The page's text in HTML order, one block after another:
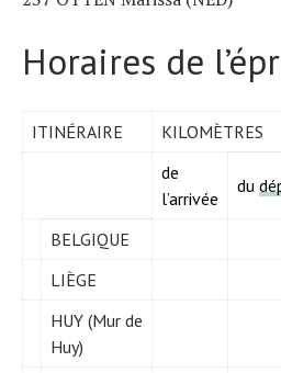
Horaires de
ITINÉRAIRE KILOMÈTRES
de
l’arrivée
du
BELGIQUE
LIÈGE
HUY (Mur de
Huy)